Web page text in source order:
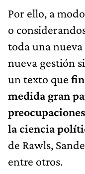
Por ello, a
o
toda una
nueva gestión
un texto que
medida gran
la ciencia
de Rawls,
entre otros.